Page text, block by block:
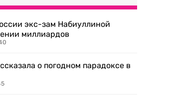
экс-зам Набиуллиной
миллиардов
о погодном парадоксе в